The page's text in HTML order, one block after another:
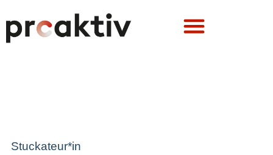
Stuckateur*in